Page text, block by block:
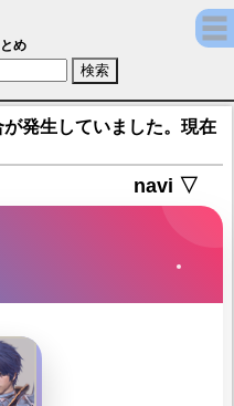
輔)【セブンナイツ2
め
発生していました。現在
navi ▽